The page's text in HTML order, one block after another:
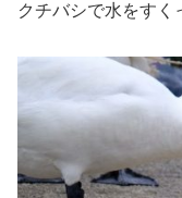
クチバシで水をすく